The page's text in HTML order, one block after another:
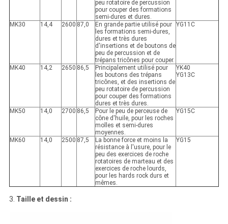
peu rotatoire de percussion
pour couper des formations
semi-dures et dures.
MK30 14,4 2600 87,0
En grande partie utilisé pour
les formations semi-dures,
dures et très dures
d'insertions et de boutons de
peu de percussion et de
trépans tricônes pour couper.
YG11C
MK40 14,2 2650 86,5
Principalement utilisé pour
les boutons des trépans
tricônes, et des insertions de
peu rotatoire de percussion
pour couper des formations
dures et très dures.
YK40
YG13C
MK50 14,0 2700 86,5
Pour le peu de perceuse de
cône d'huile, pour les roches
molles et semi-dures
moyennes.
YG15C
MK60 14,0 2500 87,5
La bonne force et moins la
résistance à l'usure, pour le
peu des exercices de roche
rotatoires de marteau et des
exercices de roche lourds,
pour les hards rock durs et
mêmes.
YG15
3. Taille et dessin :